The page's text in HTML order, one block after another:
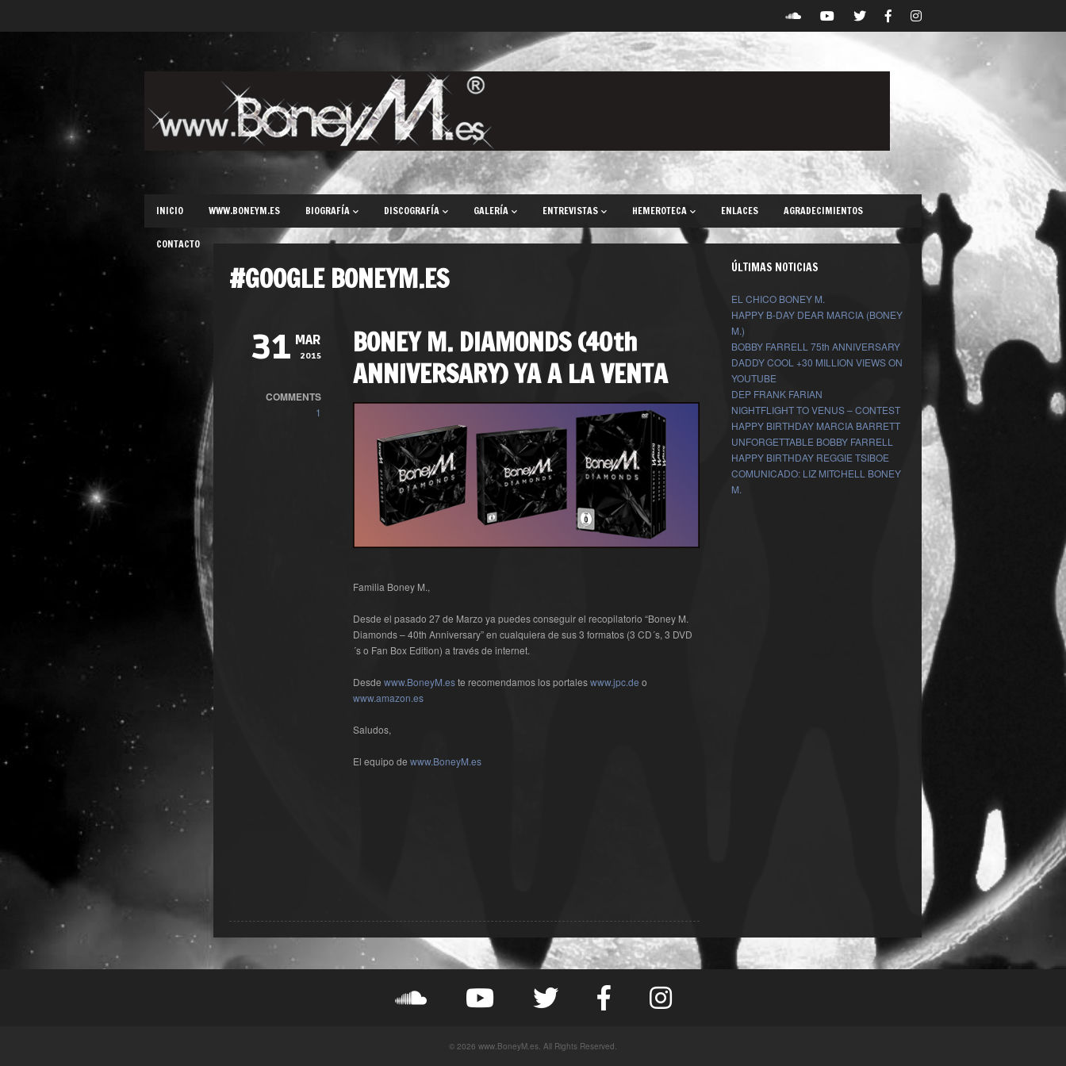
INICIO WWW.BONEYM.ES BIOGRAFÍA DISCOGRAFÍA GALERÍA ENTREVISTAS HEMEROTECA ENLACES AGRADECIMIENTOS
CONTACTO
#GOOGLE BONEYM.ES
31 MAR
2015
COMMENTS
1
BONEY M. DIAMONDS (40th
ANNIVERSARY) YA A LA VENTA
Familia Boney M.,
Desde el pasado 27 de Marzo ya puedes conseguir el recopilatorio “Boney M.
Diamonds – 40th Anniversary” en cualquiera de sus 3 formatos (3 CD´s, 3 DVD
´s o Fan Box Edition) a través de internet.
Desde www.BoneyM.este recomendamos los portaleswww.jpc.de o
www.amazon.es
Saludos,
El equipo de www.BoneyM.es
ÚLTIMAS NOTICIAS
EL CHICO BONEY M.
HAPPY B-DAY DEAR MARCIA (BONEY
M.)
BOBBY FARRELL 75th ANNIVERSARY
DADDY COOL +30 MILLION VIEWS ON
YOUTUBE
DEP FRANK FARIAN
NIGHTFLIGHT TO VENUS – CONTEST
HAPPY BIRTHDAY MARCIA BARRETT
UNFORGETTABLE BOBBY FARRELL
HAPPY BIRTHDAY REGGIE TSIBOE
COMUNICADO: LIZ MITCHELL BONEY
M.
© 2026 www.BoneyM.es. All Rights Reserved.